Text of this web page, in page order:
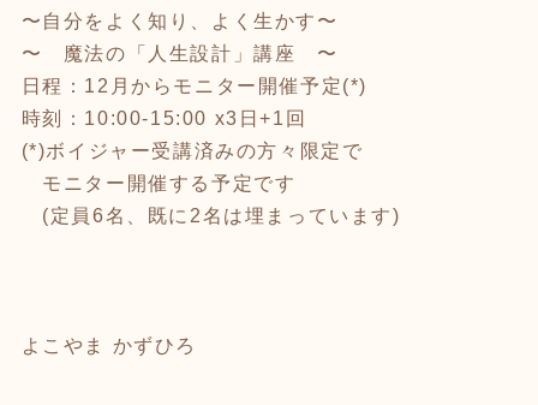
〜自分をよく知り、よく生かす〜
〜 魔法の「人生設計」講座 〜
日程：12月からモニター開催予定(*)
時刻：10:00-15:00 x3日+1回
(*)ボイジャー受講済みの方々限定で
モニター開催する予定です
(定員6名、既に2名は埋まっています)
よこやま かずひろ